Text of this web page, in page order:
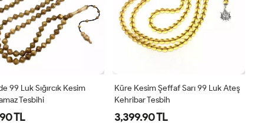
99 Luk Sığırcık Kesim
Tesbihi
TL
Küre Kesim Şeffaf Sarı 99 Luk Ateş
Kehribar Tesbih
3,399.90 TL